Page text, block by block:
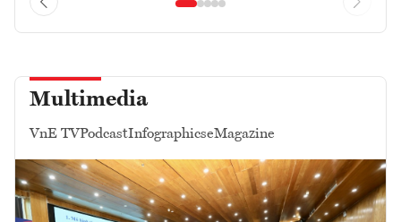
Multimedia
VnE TVPodcastInfographicseMagazine